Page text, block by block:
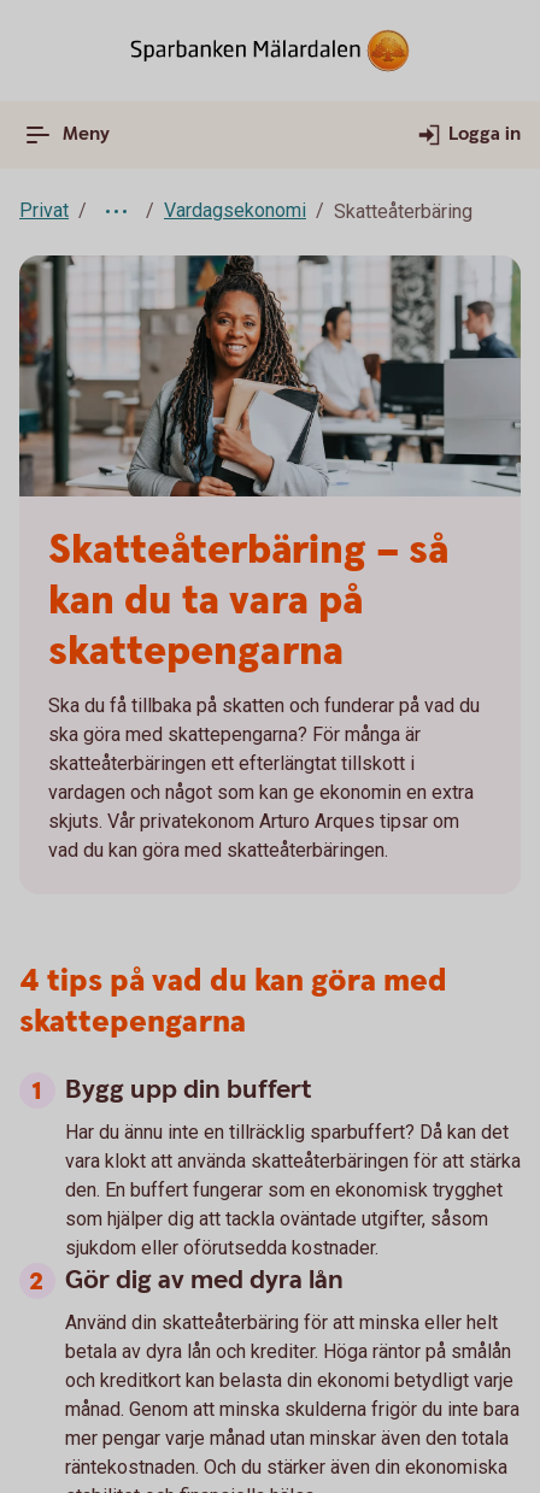
Meny Logga in
Privat Vardagsekonomi Skatteåterbäring
Skatteåterbäring – så
kan du ta vara på
skattepengarna
Ska du få tillbaka på skatten och funderar på vad du
ska göra med skattepengarna? För många är
skatteåterbäringen ett efterlängtat tillskott i
vardagen och något som kan ge ekonomin en extra
skjuts. Vår privatekonom Arturo Arques tipsar om
vad du kan göra med skatteåterbäringen.
4 tips på vad du kan göra med
skattepengarna
Bygg upp din buffert
Har du ännu inte en tillräcklig sparbuffert? Då kan det
vara klokt att använda skatteåterbäringen för att stärka
den. En buffert fungerar som en ekonomisk trygghet
som hjälper dig att tackla oväntade utgifter, såsom
sjukdom eller oförutsedda kostnader.
Gör dig av med dyra lån
Använd din skatteåterbäring för att minska eller helt
betala av dyra lån och krediter. Höga räntor på smålån
och kreditkort kan belasta din ekonomi betydligt varje
månad. Genom att minska skulderna frigör du inte bara
mer pengar varje månad utan minskar även den totala
räntekostnaden. Och du stärker även din ekonomiska